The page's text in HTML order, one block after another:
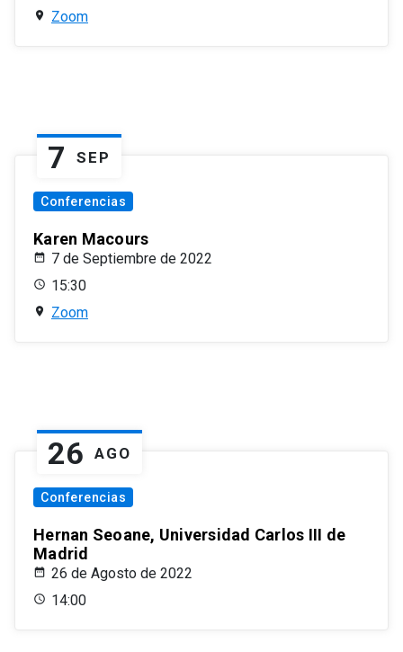
Zoom
7 SEP
Conferencias
Karen Macours
7 de Septiembre de 2022
15:30
Zoom
26 AGO
Conferencias
Hernan Seoane, Universidad Carlos III de
Madrid
26 de Agosto de 2022
14:00